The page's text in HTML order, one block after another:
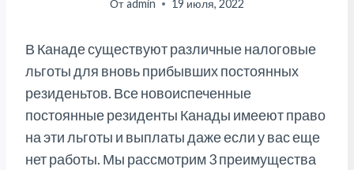
От admin 19 июля, 2022
В Канаде существуют различные налоговые
льготы для вновь прибывших постоянных
резиденьтов. Все новоиспеченные
постоянные резиденты Канады имееют право
на эти льготы и выплаты даже если у вас еще
нет работы. Мы рассмотрим 3 преимущества